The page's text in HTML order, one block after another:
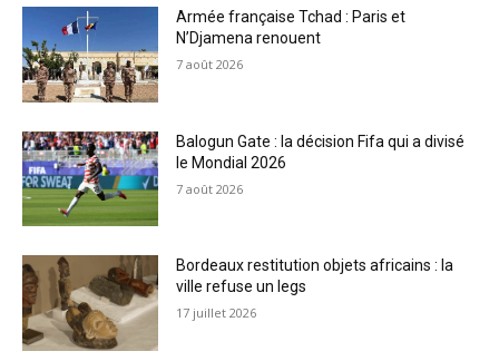
Armée française Tchad : Paris et
N’Djamena renouent
7 août 2026
Balogun Gate : la décision Fifa qui a divisé
le Mondial 2026
7 août 2026
Bordeaux restitution objets africains : la
ville refuse un legs
17 juillet 2026